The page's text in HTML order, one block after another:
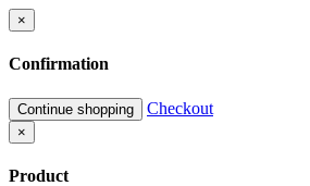
×
Confirmation
Continue shopping Checkout
×
Product